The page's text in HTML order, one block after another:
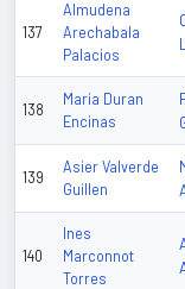
137
Almudena
Arechabala
Palacios
138
Maria Duran
Encinas
139
Asier Valverde
Guillen
140
Ines
Marconnot
Torres